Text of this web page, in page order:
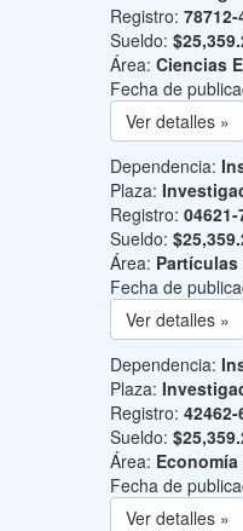
Registro: 78712-
Sueldo:
Área: Ciencias
Fecha de
Ver detalles »
Dependencia:
Plaza:
Registro: 04621-
Sueldo:
Área: Partículas
Fecha de
Ver detalles »
Dependencia:
Plaza:
Registro: 42462-
Sueldo:
Área:
Fecha de
Ver detalles »